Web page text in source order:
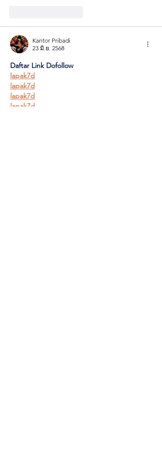
Kantor Pribadi
23 มิ.ย. 2568
Daftar Link Dofollow
lapak7d
lapak7d
lapak7d
lapak7d